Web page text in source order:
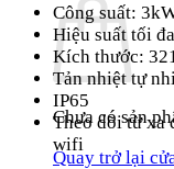
Chưa có sản
Quay trở lại
Công suất:
Hiệu suất tối
Kích thước:
Tản nhiệt tự
IP65
Theo dõi từ xa
wifi